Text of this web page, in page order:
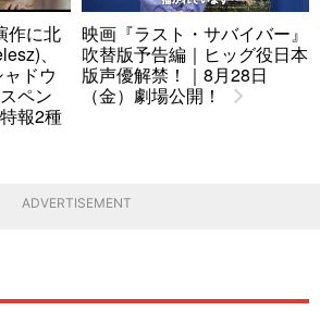
作に北
、
ドウ
ペン
報2種
映画『ラスト・サバイバー』
吹替版予告編｜ヒッグ役日本
版声優解禁！｜8月28日
（金）劇場公開！
ADVERTISEMENT